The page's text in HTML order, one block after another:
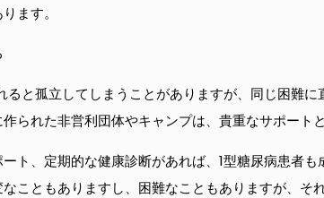
ます。
ると孤立してしまうことがありますが、同じ困難
られた非営利団体やキャンプは、貴重なサポート
ート、定期的な健康診断があれば、1型糖尿病患者
こともありますし、困難なこともありますが、そ